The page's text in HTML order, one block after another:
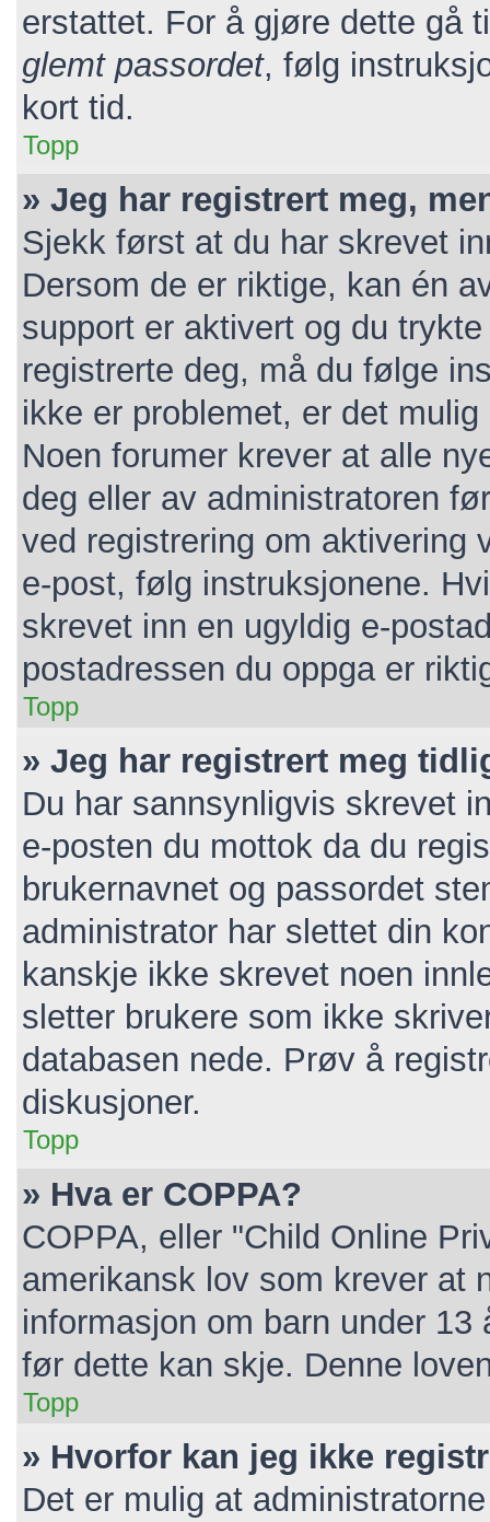
erstattet. For å gjøre dette gå
glemt passordet, følg
kort tid.
Topp
» Jeg har registrert meg,
Sjekk først at du har skrevet
Dersom de er riktige, kan én
support er aktivert og du
registrerte deg, må du følge
ikke er problemet, er det
Noen forumer krever at alle
deg eller av administratoren
ved registrering om aktivering
e-post, følg instruksjonene.
skrevet inn en ugyldig e-
postadressen du oppga er
Topp
» Jeg har registrert meg
Du har sannsynligvis skrevet
e-posten du mottok da du
brukernavnet og passordet
administrator har slettet din
kanskje ikke skrevet noen
sletter brukere som ikke
databasen nede. Prøv å
diskusjoner.
Topp
» Hva er COPPA?
COPPA, eller "Child Online
amerikansk lov som krever at
informasjon om barn under
før dette kan skje. Denne
Topp
» Hvorfor kan jeg ikke
Det er mulig at